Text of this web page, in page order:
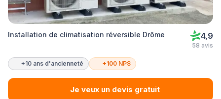
Installation de climatisation réversible Drôme 4,9
58 avis
+10 ans d'ancienneté +100 NPS
Je veux un devis gratuit